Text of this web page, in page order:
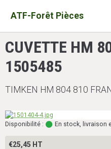
ATF-Forêt Pièces
CUVETTE HM
1505485
TIMKEN HM 804 810
Disponibilité : En stock, livraison
€25,45 HT